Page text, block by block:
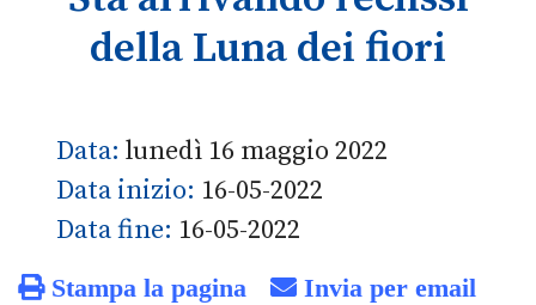
della Luna dei fiori
Data: lunedì 16 maggio 2022
Data inizio: 16-05-2022
Data fine: 16-05-2022
Stampa la pagina Invia per email